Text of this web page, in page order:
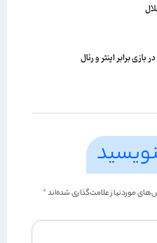
برابر اینتر و رئال
موردنیاز علامت‌گذاری شده‌اند*